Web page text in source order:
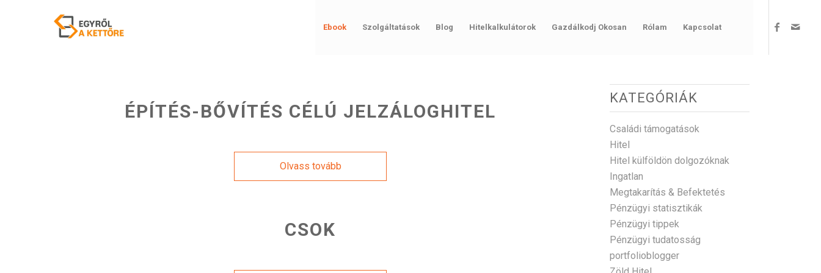
Ebook Szolgáltatások Blog Hitelkalkulátorok Gazdálkodj Okosan Rólam Kapcsolat
ÉPÍTÉS-BŐVÍTÉS CÉLÚ JELZÁLOGHITEL
Olvass tovább
CSOK
KATEGÓRIÁK
Családi támogatások
Hitel
Hitel külföldön dolgozóknak
Ingatlan
Megtakarítás & Befektetés
Pénzügyi statisztikák
Pénzügyi tippek
Pénzügyi tudatosság
portfolioblogger